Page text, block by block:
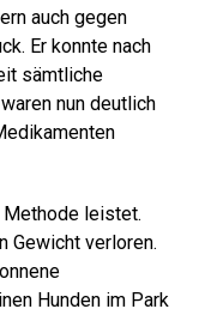
auch gegen
Er konnte nach
sämtliche
nun deutlich
Methode leistet.
Gewicht verloren.
Hunden im Park